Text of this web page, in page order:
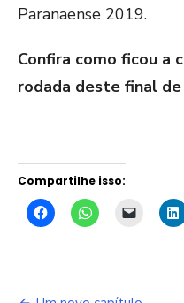
Paranaense 2019.
Confira como ficou a
rodada deste final de
Compartilhe isso: